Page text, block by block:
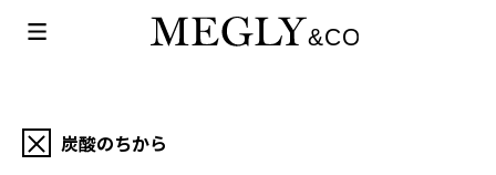
炭酸のちから